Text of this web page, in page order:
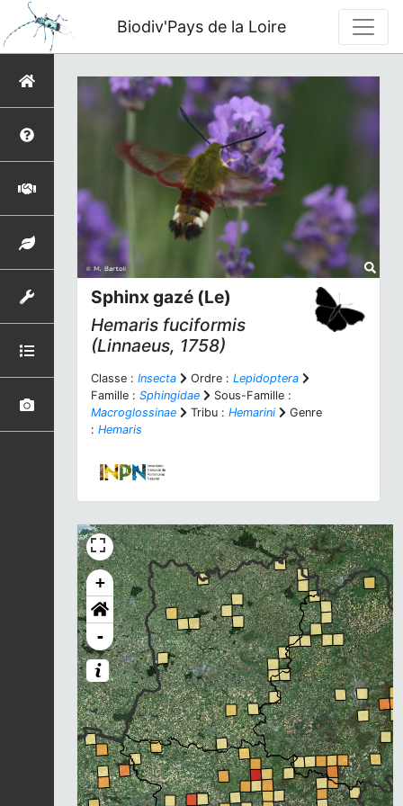
Biodiv'Pays de la Loire
Sphinx gazé (Le)
Hemaris fuciformis
(Linnaeus, 1758)
Classe : Insecta Ordre : Lepidoptera
Famille : Sphingidae
Sous-Famille :
Macroglossinae
Tribu : Hemarini
Genre
: Hemaris
+
-